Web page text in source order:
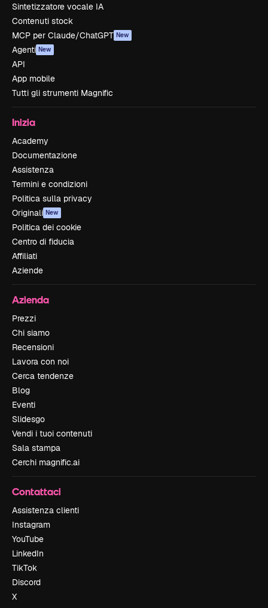
Sintetizzatore vocale IA
Contenuti stock
MCP per Claude/ChatGPT New
Agenti New
API
App mobile
Tutti gli strumenti Magnific
Inizia
Academy
Documentazione
Assistenza
Termini e condizioni
Politica sulla privacy
Originali New
Politica dei cookie
Centro di fiducia
Affiliati
Aziende
Azienda
Prezzi
Chi siamo
Recensioni
Lavora con noi
Cerca tendenze
Blog
Eventi
Slidesgo
Vendi i tuoi contenuti
Sala stampa
Cerchi magnific.ai
Contattaci
Assistenza clienti
Instagram
YouTube
LinkedIn
TikTok
Discord
X